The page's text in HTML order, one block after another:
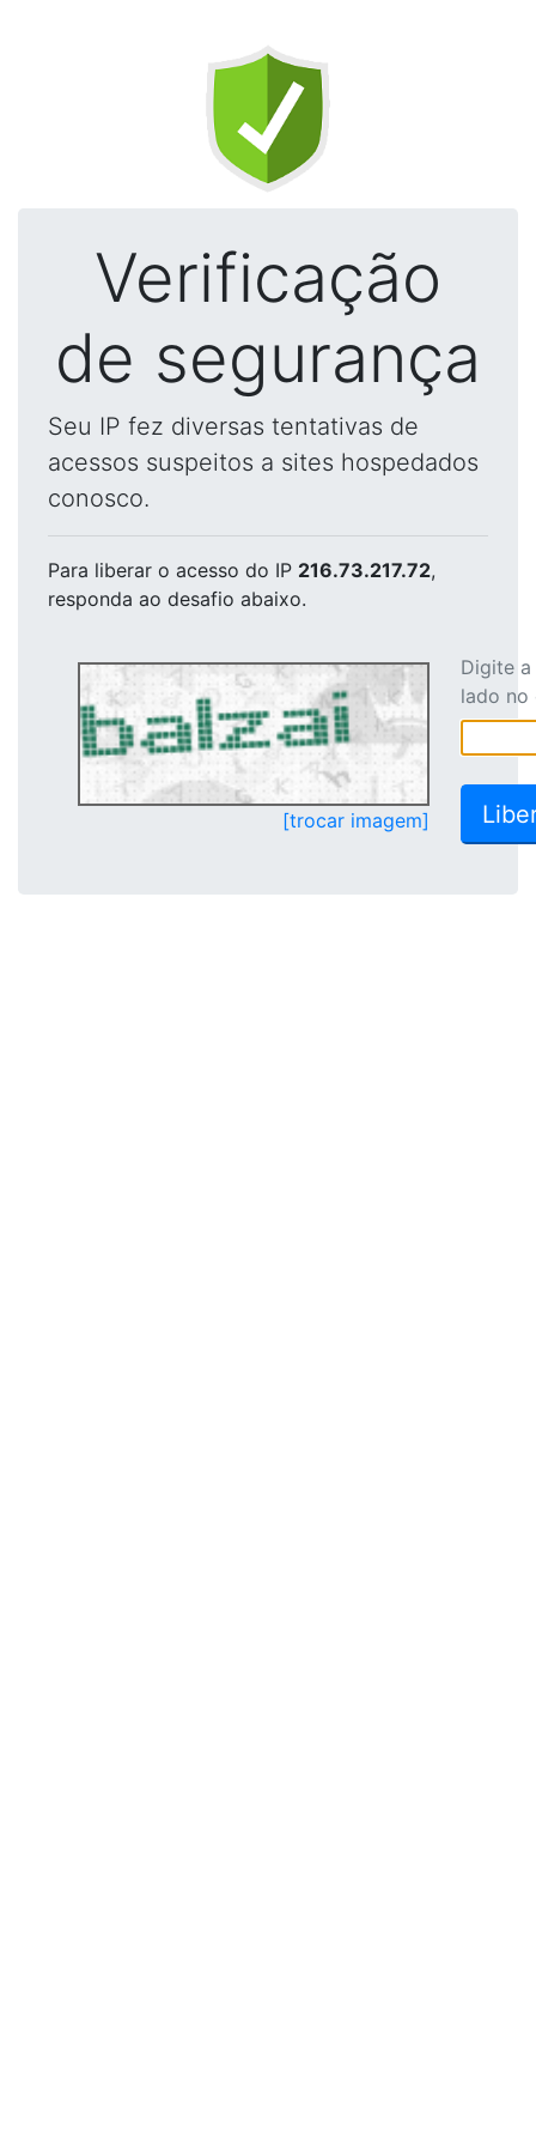
Verificação
de segurança
Seu IP fez diversas tentativas de
acessos suspeitos a sites hospedados
conosco.
Para liberar o acesso do IP 216.73.217.72,
responda ao desafio abaixo.
[trocar imagem]
Digite
lado no